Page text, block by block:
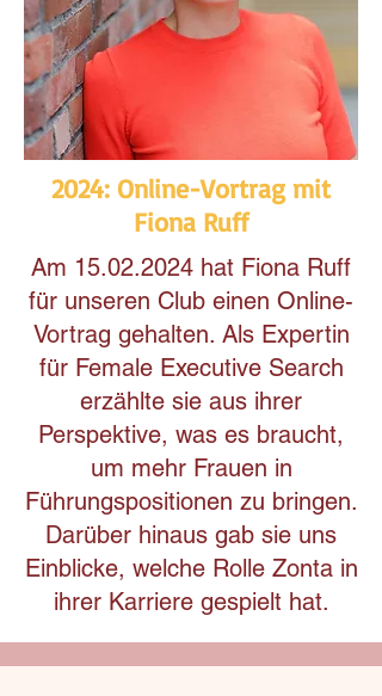
2024: Online-Vortrag mit
Fiona Ruff
Am 15.02.2024 hat Fiona Ruff
für unseren Club einen Online-
Vortrag gehalten. Als Expertin
für Female Executive Search
erzählte sie aus ihrer
Perspektive, was es braucht,
um mehr Frauen in
Führungspositionen zu bringen.
Darüber hinaus gab sie uns
Einblicke, welche Rolle Zonta in
ihrer Karriere gespielt hat.